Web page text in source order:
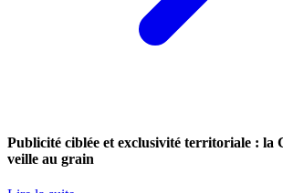
Publicité ciblée et exclusivité territoriale : la
veille au grain